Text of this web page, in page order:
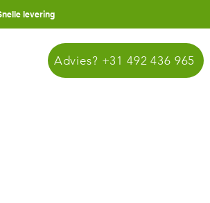
levering
Advies? +31 492 436 965